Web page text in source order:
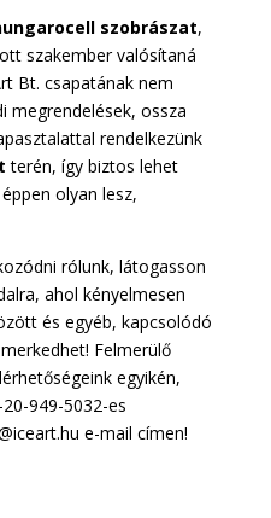
szobrászat,
szakember valósítaná
Bt. csapatának nem
megrendelések, ossza
rendelkezünk
terén, így biztos lehet
olyan lesz,
rólunk, látogasson
ahol kényelmesen
és egyéb, kapcsolódó
Felmerülő
egyikén,
949-5032-es
e-mail címen!